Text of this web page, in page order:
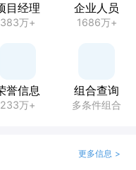
目经理
383万+
企业人员
1686万+
誉信息
233万+
组合查询
多条件组合
更多信息 >